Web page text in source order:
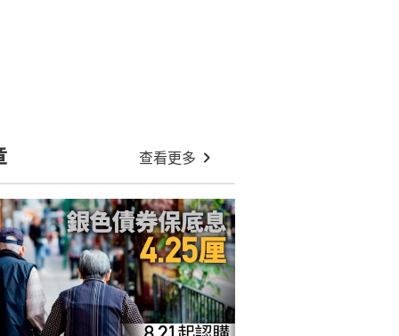
查看更多